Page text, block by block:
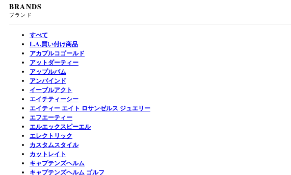
BRANDS
ブランド
すべて
L.A.買い付け商品
アカプルコゴールド
アットダーティー
アップルバム
アンバインド
イーブルアクト
エイチティーシー
エイティー エイト ロサンゼルス ジュエリー
エフエーティー
エルエックスピーエル
エレクトリック
カスタムスタイル
カットレイト
キャプテンズヘルム
キャプテンズヘルム ゴルフ